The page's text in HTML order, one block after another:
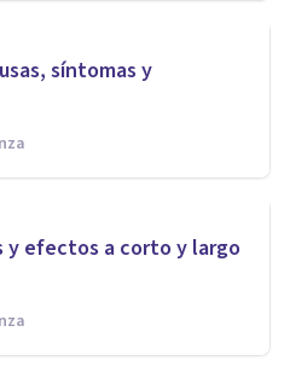
síntomas y
y efectos a corto y largo